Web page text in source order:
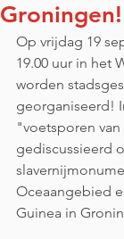
Groningen!
Op vrijdag 19
19.00 uur in het
worden
georganiseerd!
"voetsporen
gediscussieerd
Oceaangebied
Guinea in